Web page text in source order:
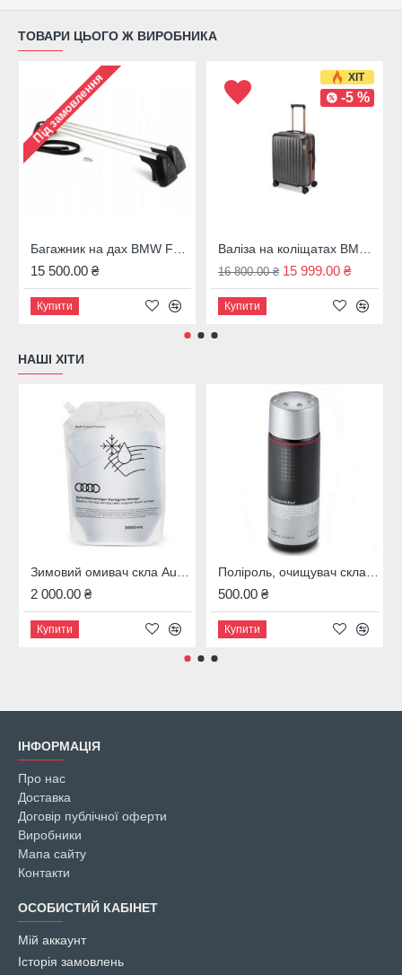
ТОВАРИ ЦЬОГО Ж ВИРОБНИКА
Під замовлення
Багажник на дах BMW F31, 82712350124
15 500.00 ₴
Купити
ХІТ
-5 %
Валіза на коліщатах BMW M темно-сіра 43 л. 80225A7C973
16 800.00 ₴ 15 999.00 ₴
Купити
НАШІ ХІТИ
Зимовий омивач скла Audi, 4M8096323B
2 000.00 ₴
Купити
Поліроль, очищувач скла Audi, 00A096329020
500.00 ₴
Купити
ІНФОРМАЦІЯ
Про нас
Доставка
Договір публічної оферти
Виробники
Мапа сайту
Контакти
ОСОБИСТИЙ КАБІНЕТ
Мій аккаунт
Історія замовлень